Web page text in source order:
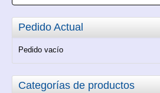
Pedido Actual
Pedido vacío
Categorías de productos